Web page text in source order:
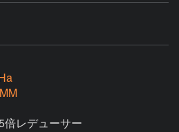
倍レデューサー